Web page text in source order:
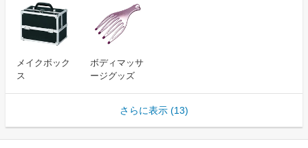
メイクボック
ス
ボディマッサ
ージグッズ
さらに表示 (13)